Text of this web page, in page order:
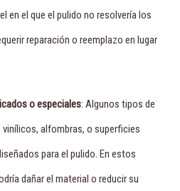
en el que el pulido no resolvería los
reparación o reemplazo en lugar
o especiales: Algunos tipos de
alfombras, o superficies
para el pulido. En estos
dañar el material o reducir su